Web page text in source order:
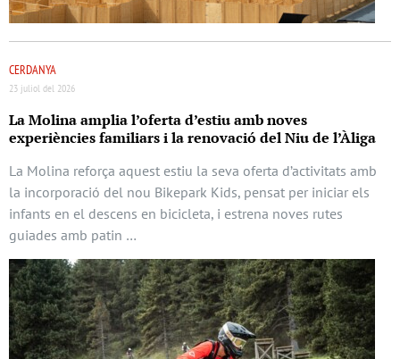
CERDANYA
23 juliol del 2026
La Molina amplia l’oferta d’estiu amb noves
experiències familiars i la renovació del Niu de l’Àliga
La Molina reforça aquest estiu la seva oferta d’activitats amb
la incorporació del nou Bikepark Kids, pensat per iniciar els
infants en el descens en bicicleta, i estrena noves rutes
guiades amb patin …